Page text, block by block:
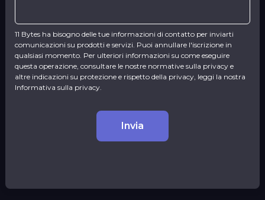
11 Bytes ha bisogno delle tue informazioni di contatto per inviarti
comunicazioni su prodotti e servizi. Puoi annullare l'iscrizione in
qualsiasi momento. Per ulteriori informazioni su come eseguire
questa operazione, consultare le nostre normative sulla privacy e
altre indicazioni su protezione e rispetto della privacy, leggi la nostra
Informativa sulla privacy.